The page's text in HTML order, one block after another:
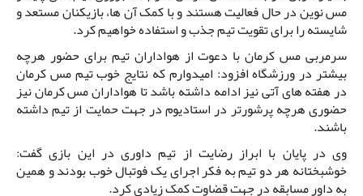
مس نوین در حال فعالیت هستند و با کمک آن ها، بازیکنان مستعد و
شایسته را برای تقویت تیم جذب و استفاده خواهیم کرد.
سرمربی مس کرمان با دعوت از هواداران تیم برای حضور هرچه
بیشتر در ورزشگاه افزود: امیدوارم که نتایج خوب تیم مس کرمان
در هفته های آتی نیز ادامه داشته باشد تا هواداران مس کرمان نیز
حضوری هرچه پرشورتر در استادیوم در جهت حمایت از تیم داشته
باشند.
وی در پایان با ابراز رضایت از تیم داوری در این بازی گفت:
خوشبختانه هر دو تیم به فکر اجرای یک فوتبال خوب بودند و همین
به داور مسابقه در جهت قضاوت کمک زیادی کرد.